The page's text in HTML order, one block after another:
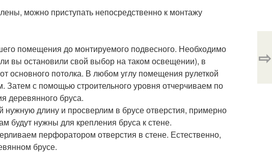
можно приступать непосредственно к монтажу
помещения до монтируемого подвесного. Необходимо
вы остановили свой выбор на таком освещении), в
основного потолка. В любом углу помещения рулеткой
с помощью строительного уровня отчерчиваем по
деревянного бруса.
длину и просверлим в брусе отверстия, примерно
будут нужны для крепления бруса к стене.
перфоратором отверстия в стене. Естественно,
брусе.
⇨